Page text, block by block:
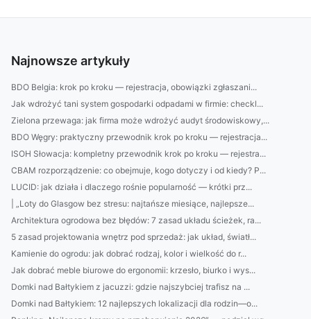
Najnowsze artykuły
BDO Belgia: krok po kroku — rejestracja, obowiązki zgłaszani...
Jak wdrożyć tani system gospodarki odpadami w firmie: checkl...
Zielona przewaga: jak firma może wdrożyć audyt środowiskowy,...
BDO Węgry: praktyczny przewodnik krok po kroku — rejestracja...
ISOH Słowacja: kompletny przewodnik krok po kroku — rejestra...
CBAM rozporządzenie: co obejmuje, kogo dotyczy i od kiedy? P...
LUCID: jak działa i dlaczego rośnie popularność — krótki prz...
| „Loty do Glasgow bez stresu: najtańsze miesiące, najlepsze...
Architektura ogrodowa bez błędów: 7 zasad układu ścieżek, ra...
5 zasad projektowania wnętrz pod sprzedaż: jak układ, światł...
Kamienie do ogrodu: jak dobrać rodzaj, kolor i wielkość do r...
Jak dobrać meble biurowe do ergonomii: krzesło, biurko i wys...
Domki nad Bałtykiem z jacuzzi: gdzie najszybciej trafisz na ...
Domki nad Bałtykiem: 12 najlepszych lokalizacji dla rodzin—o...